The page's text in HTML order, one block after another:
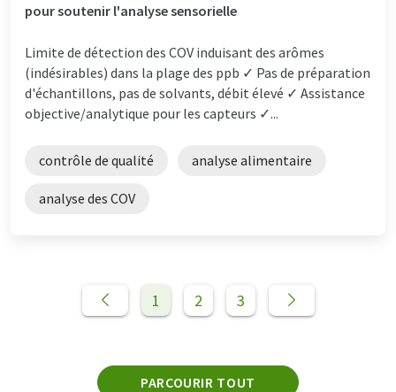
pour soutenir l'analyse sensorielle
Limite de détection des COV induisant des arômes
(indésirables) dans la plage des ppb ✓ Pas de préparation
d'échantillons, pas de solvants, débit élevé ✓ Assistance
objective/analytique pour les capteurs ✓...
contrôle de qualité analyse alimentaire
analyse des COV
1 2 3
PARCOURIR TOUT